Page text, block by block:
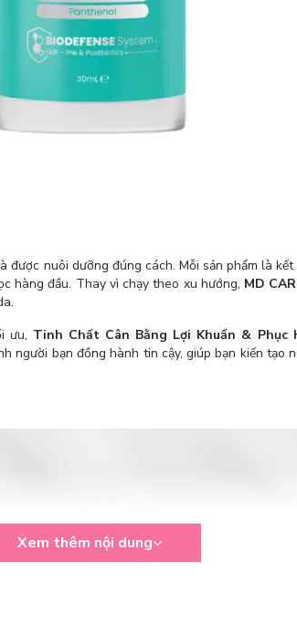
được nuôi dưỡng đúng cách. Mỗi sản phẩm là
hàng đầu. Thay vì chạy theo xu hướng, MD
ưu, Tinh Chất Cân Bằng Lợi Khuẩn & Phục
người bạn đồng hành tin cậy, giúp bạn kiến tạo
Xem thêm nội dung